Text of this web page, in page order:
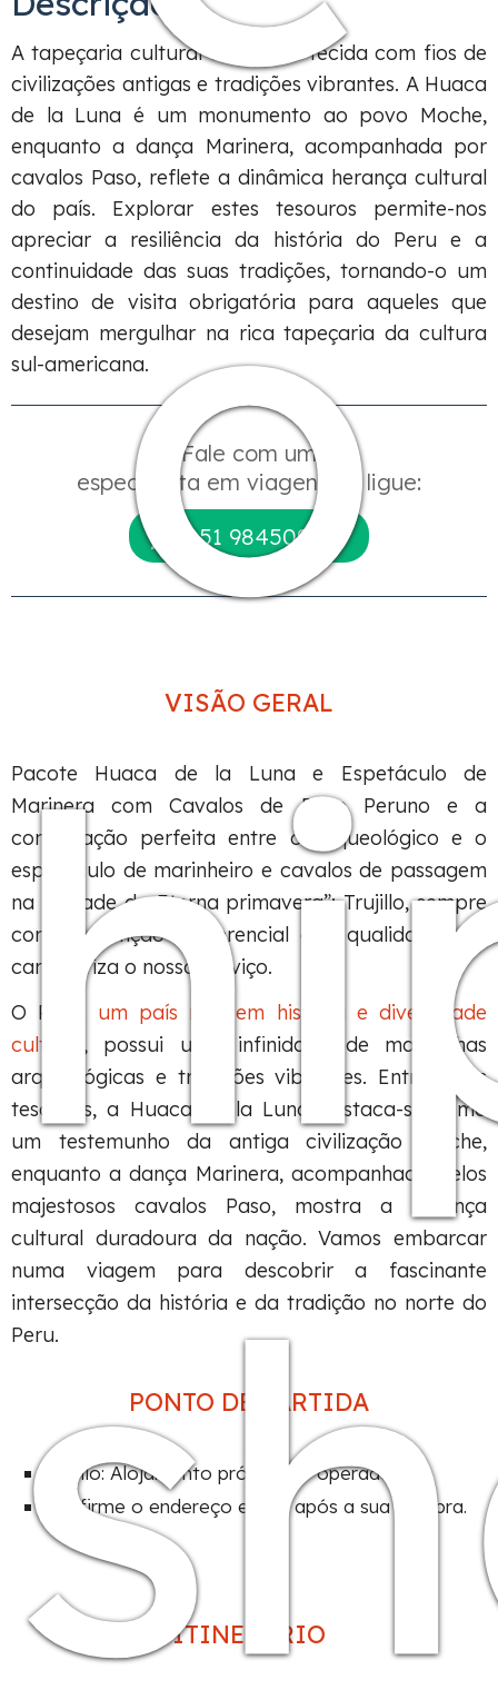
o
A tapeçaria cultural do Peru é tecida com fios de
civilizações antigas e tradições vibrantes. A Huaca
de la Luna é um monumento ao povo Moche,
enquanto a dança Marinera, acompanhada por
cavalos Paso, reflete a dinâmica herança cultural
do país. Explorar estes tesouros permite-nos
apreciar a resiliência da história do Peru e a
continuidade das suas tradições, tornando-o um
destino de visita obrigatória para aqueles que
desejam mergulhar na rica tapeçaria da cultura
sul-americana.
Fale com um
especialista em viagens ou ligue:
+51 984509207
VISÃO GERAL
Pacote Huaca de la Luna e Espetáculo de
Marinera com Cavalos de Paso Peruno e a
combinação perfeita entre o arqueológico e o
espetáculo de marinheiro e cavalos de passagem
na “Cidade da Eterna primavera”: Trujillo, sempre
com a atenção preferencial e a qualidade que
caracteriza o nosso serviço.
O Peru, um país rico em história e diversidade
cultural , possui uma infinidade de maravilhas
arqueológicas e tradições vibrantes. Entre estes
tesouros, a Huaca de la Luna destaca-se como
um testemunho da antiga civilização Moche,
enquanto a dança Marinera, acompanhada pelos
majestosos cavalos Paso, mostra a herança
cultural duradoura da nação. Vamos embarcar
numa viagem para descobrir a fascinante
intersecção da história e da tradição no norte do
Peru.
PONTO DE PARTIDA
Trujillo: Alojamento próprio do operador.
Confirme o endereço exato após a sua compra.
ITINERÁRIO